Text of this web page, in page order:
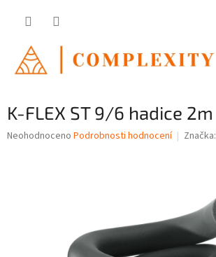
K-FLEX ST 9/6 hadice 2m
Průměrné
Neohodnoceno Podrobnosti hodnocení Značka: